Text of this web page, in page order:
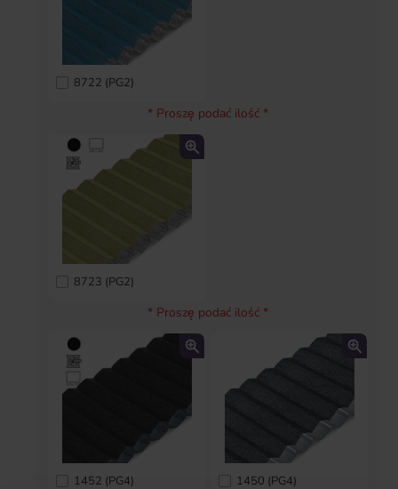
8722 (PG2)
* Proszę podać ilość *
8723 (PG2)
* Proszę podać ilość *
1452 (PG4) 1450 (PG4)